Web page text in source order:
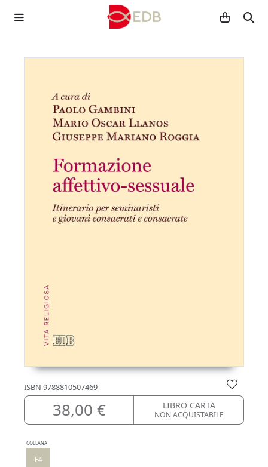
ISBN 9788810507469
38,00 € LIBRO CARTA
NON ACQUISTABILE
COLLANA
F4